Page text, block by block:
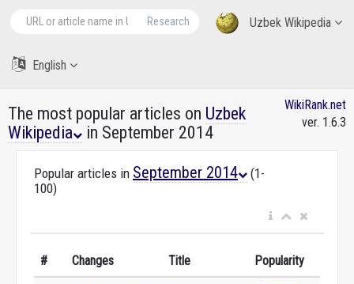
Uzbek Wikipedia
Research
English
The most popular articles on Uzbek
Wikipedia
in September 2014
WikiRank.net
ver. 1.6.3
Popular articles in September 2014
(1-
100)
# Changes Title Popularity